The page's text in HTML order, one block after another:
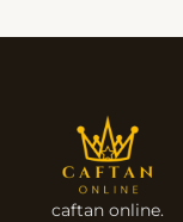
caftan online.